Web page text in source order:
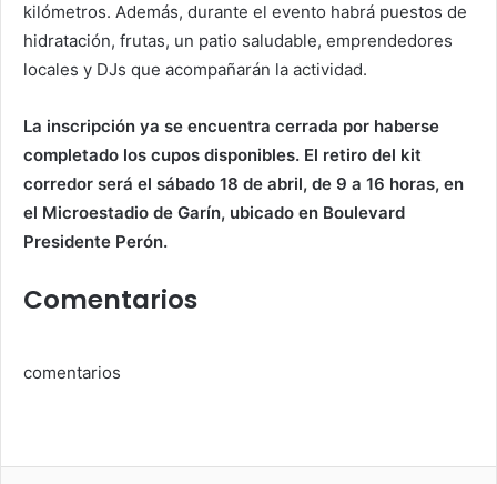
kilómetros. Además, durante el evento habrá puestos de
hidratación, frutas, un patio saludable, emprendedores
locales y DJs que acompañarán la actividad.
La inscripción ya se encuentra cerrada por haberse
completado los cupos disponibles. El retiro del kit
corredor será el sábado 18 de abril, de 9 a 16 horas, en
el Microestadio de Garín, ubicado en Boulevard
Presidente Perón.
Comentarios
comentarios